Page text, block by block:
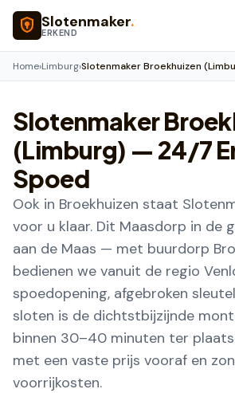
Naar hoofdinhoud
Slotenmaker.
ERKEND
Home›Limburg›Slotenmaker Broekhuizen
Slotenmaker
(Limburg) — 24/7
Spoed
Ook in Broekhuizen staat
voor u klaar. Dit Maasdorp in de
aan de Maas — met buurdorp
bedienen we vanuit de regio
spoedopening, afgebroken
sloten is de dichtstbijzijnde
binnen 30–40 minuten ter
met een vaste prijs vooraf en
voorrijkosten.